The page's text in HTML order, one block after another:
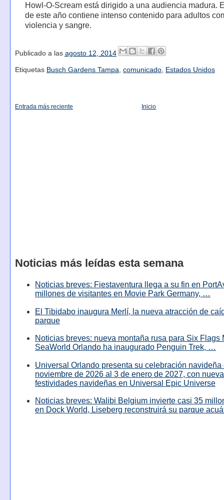
Howl-O-Scream está dirigido a una audiencia madura.
de este año contiene intenso contenido para adultos
violencia y sangre.
Publicado a las agosto 12, 2014
Etiquetas Busch Gardens Tampa, comunicado, Estados Unidos
Entrada más reciente Inicio
Noticias más leídas esta semana
Noticias breves: Fiestaventura llega a su fin en
millones de visitantes en Movie Park Germany, …
El Tibidabo inaugura Merlí, la nueva atracción de
parque
Noticias breves: nueva montaña rusa para Six Flags
SeaWorld Orlando ha inaugurado Penguin Trek, …
Universal Orlando presenta su celebración navideña
noviembre de 2026 al 3 de enero de 2027, con
festividades navideñas en Universal Epic Universe
Noticias breves: Walibi Belgium invierte casi 35
en Dock World, Liseberg reconstruirá su parque